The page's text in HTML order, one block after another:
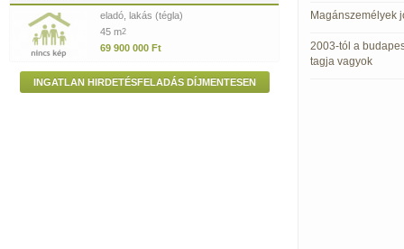
eladó, lakás (tégla)
45 m2
69 900 000 Ft
INGATLAN HIRDETÉSFELADÁS DÍJMENTESEN
Magánszemélyek
2003-tól a
tagja vagyok